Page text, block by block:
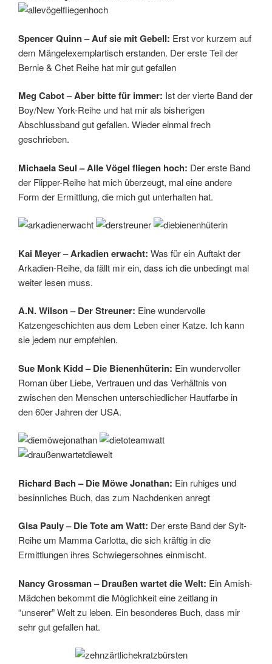
Spencer Quinn – Auf sie mit Gebell: Erst vor kurzem auf
dem Mängelexemplartisch erstanden. Der erste Teil der
Bernie & Chet Reihe hat mir gut gefallen
Meg Cabot – Aber bitte für immer: Ist der vierte Band der
Boy/New York-Reihe und hat mir als bisherigen
Abschlussband gut gefallen. Wieder einmal frech
geschrieben.
Michaela Seul – Alle Vögel fliegen hoch: Der erste Band
der Flipper-Reihe hat mich überzeugt, mal eine andere
Form der Ermittlung, die mich gut unterhalten hat.
Kai Meyer – Arkadien erwacht: Was für ein Auftakt der
Arkadien-Reihe, da fällt mir ein, dass ich die unbedingt mal
weiter lesen muss.
A.N. Wilson – Der Streuner: Eine wundervolle
Katzengeschichten aus dem Leben einer Katze. Ich kann
sie jedem nur empfehlen.
Sue Monk Kidd – Die Bienenhüterin: Ein wundervoller
Roman über Liebe, Vertrauen und das Verhältnis von
zwischen den Menschen unterschiedlicher Hautfarbe in
den 60er Jahren der USA.
Richard Bach – Die Möwe Jonathan: Ein ruhiges und
besinnliches Buch, das zum Nachdenken anregt
Gisa Pauly – Die Tote am Watt: Der erste Band der Sylt-
Reihe um Mamma Carlotta, die sich kräftig in die
Ermittlungen ihres Schwiegersohnes einmischt.
Nancy Grossman – Draußen wartet die Welt: Ein Amish-
Mädchen bekommt die Möglichkeit eine zeitlang in
“unserer” Welt zu leben. Ein besonderes Buch, dass mir
sehr gut gefallen hat.